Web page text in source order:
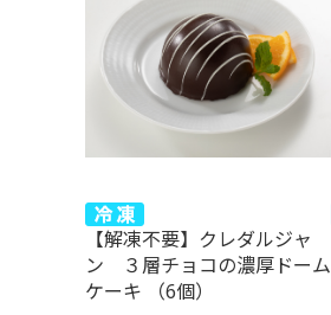
【解凍不要】クレダルジャ
ン ３層チョコの濃厚ドーム
ケーキ （6個）